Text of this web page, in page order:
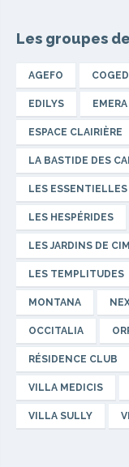
Les groupes
AGEFO
EDILYS EMERA
ESPACE CLAIRIÈRE
LA BASTIDE DES
LES ESSENTIELLES
LES HESPÉRIDES
LES JARDINS DE
LES TEMPLITUDES
MONTANA
OCCITALIA
RÉSIDENCE CLUB
VILLA MEDICIS
VILLA SULLY